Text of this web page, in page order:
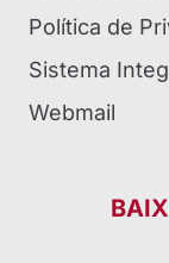
Política de
Sistema
Webmail